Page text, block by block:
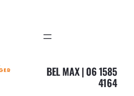
BEL MAX | 06 1585
4164